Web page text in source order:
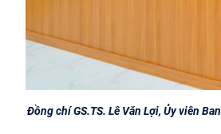
Đồng chí GS.TS. Lê Văn Lợi, Ủy viên